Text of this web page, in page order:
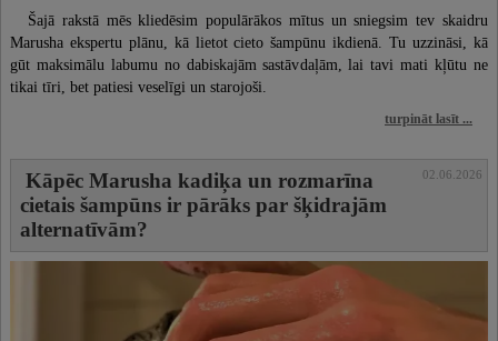
Šajā rakstā mēs kliedēsim populārākos mītus un sniegsim tev skaidru
Marusha ekspertu plānu, kā lietot cieto šampūnu ikdienā. Tu uzzināsi, kā
gūt maksimālu labumu no dabiskajām sastāvdaļām, lai tavi mati kļūtu ne
tikai tīri, bet patiesi veselīgi un starojoši.
turpināt lasīt ...
Kāpēc Marusha kadiķa un rozmarīna
cietais šampūns ir pārāks par šķidrajām
alternatīvām?
02.06.2026